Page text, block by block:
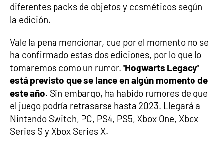
diferentes packs de objetos y cosméticos según
la edición.
Vale la pena mencionar, que por el momento no se
ha confirmado estas dos ediciones, por lo que lo
tomaremos como un rumor. 'Hogwarts Legacy'
está previsto que se lance en algún momento de
este año. Sin embargo, ha habido rumores de que
el juego podría retrasarse hasta 2023. Llegará a
Nintendo Switch, PC, PS4, PS5, Xbox One, Xbox
Series S y Xbox Series X.